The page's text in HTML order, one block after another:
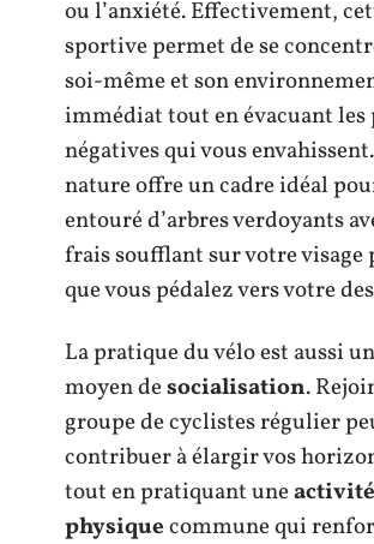
ou l’anxiété. Effectivement,
sportive permet de se
soi-même et son
immédiat tout en évacuant les
négatives qui vous
nature offre un cadre idéal
entouré d’arbres verdoyants
frais soufflant sur votre visage
que vous pédalez vers votre
La pratique du vélo est aussi
moyen desocialisation.
groupe de cyclistes régulier
contribuer à élargir vos
tout en pratiquant uneactivité
physiquecommune qui